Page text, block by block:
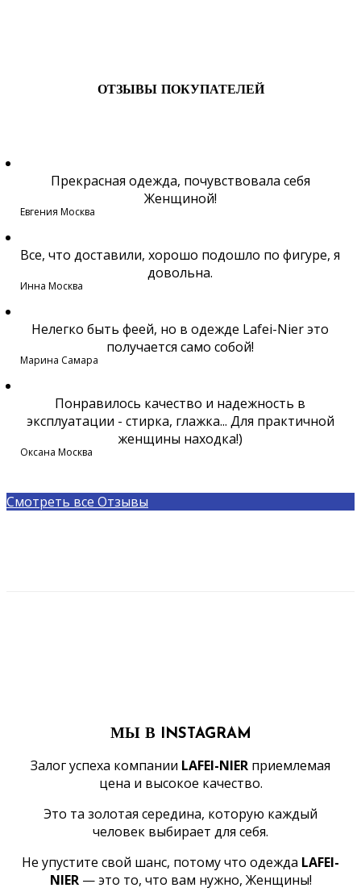
ОТЗЫВЫ ПОКУПАТЕЛЕЙ
Прекрасная одежда, почувствовала себя
Женщиной!
Евгения Москва
Все, что доставили, хорошо подошло по фигуре, я
довольна.
Инна Москва
Нелегко быть феей, но в одежде Lafei-Nier это
получается само собой!
Марина Самара
Понравилось качество и надежность в
эксплуатации - стирка, глажка... Для практичной
женщины находка!)
Оксана Москва
Смотреть все Отзывы
МЫ В INSTAGRAM
Залог успеха компании LAFEI-NIER приемлемая
цена и высокое качество.
Это та золотая середина, которую каждый
человек выбирает для себя.
Не упустите свой шанс, потому что одежда LAFEI-
NIER— это то, что вам нужно, Женщины!